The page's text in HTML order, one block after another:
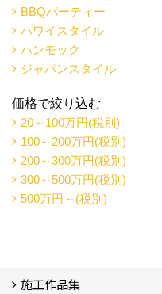
BBQパーティー
ハワイスタイル
ハンモック
ジャパンスタイル
価格で絞り込む
20～100万円(税別)
100～200万円(税別)
200～300万円(税別)
300～500万円(税別)
500万円～(税別)
施工作品集